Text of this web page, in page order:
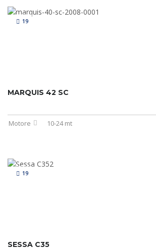
19
MARQUIS 42 SC
Motore 10-24 mt
19
SESSA C35